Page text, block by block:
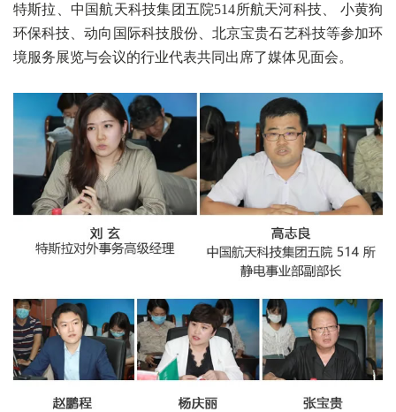
特斯拉、中国航天科技集团五院514所航天河科技、 小黄狗
环保科技、动向国际科技股份、北京宝贵石艺科技等参加环
境服务展览与会议的行业代表共同出席了媒体见面会。